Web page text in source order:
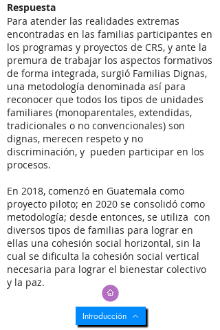
Respuesta
Para atender las realidades extremas
encontradas en las familias participantes en
los programas y proyectos de CRS, y ante la
premura de trabajar los aspectos formativos
de forma integrada, surgió Familias Dignas,
una metodología denominada así para
reconocer que todos los tipos de unidades
familiares (monoparentales, extendidas,
tradicionales o no convencionales) son
dignas, merecen respeto y no
discriminación, y pueden participar en los
procesos.
En 2018, comenzó en Guatemala como
proyecto piloto; en 2020 se consolidó como
metodología; desde entonces, se utiliza con
diversos tipos de familias para lograr en
ellas una cohesión social horizontal, sin la
cual se dificulta la cohesión social vertical
necesaria para lograr el bienestar colectivo
y la paz.
Introducción